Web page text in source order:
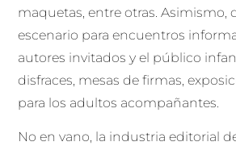
maquetas, entre otras. Asimismo,
escenario para encuentros
autores invitados y el público
disfraces, mesas de firmas,
para los adultos acompañantes.
No en vano, la industria editorial